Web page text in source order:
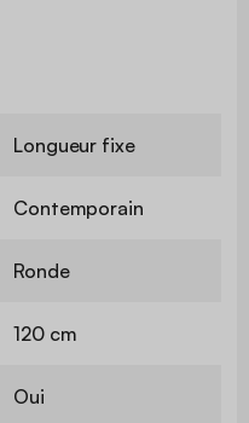
Longueur fixe
Contemporain
Ronde
120 cm
Oui